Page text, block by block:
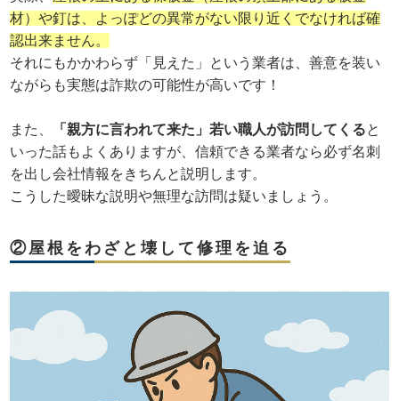
材）や釘は、よっぽどの異常がない限り近くでなければ確
認出来ません。
それにもかかわらず「見えた」という業者は、善意を装い
ながらも実態は詐欺の可能性が高いです！
また、 「親方に言われて来た」若い職人が訪問してくると
いった話もよくありますが、信頼できる業者なら必ず名刺
を出し会社情報をきちんと説明します。
こうした曖昧な説明や無理な訪問は疑いましょう。
②屋根をわざと壊して修理を迫る